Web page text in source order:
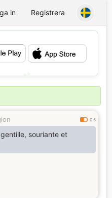
in Registrera
0.5
souriante et